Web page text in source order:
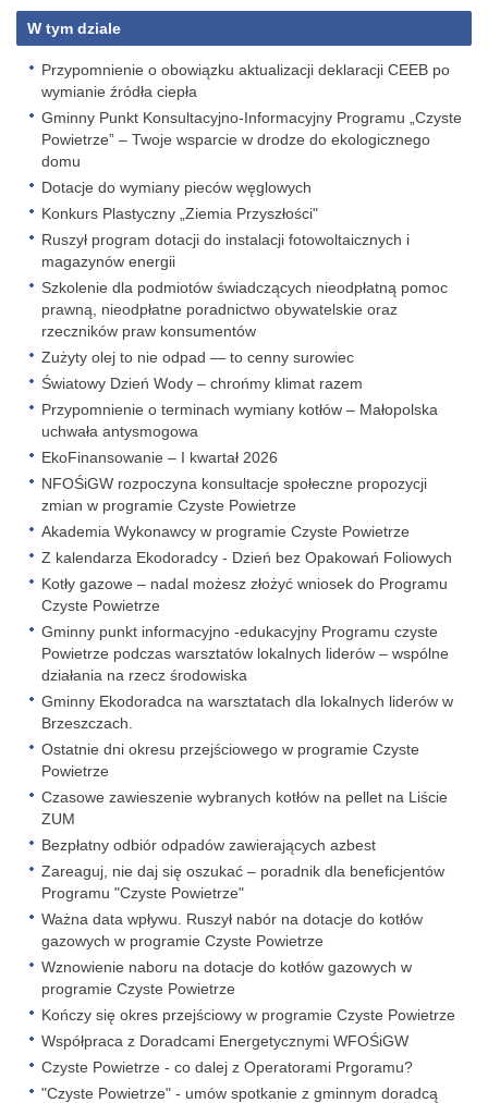
W tym dziale
Przypomnienie o obowiązku aktualizacji deklaracji CEEB po
wymianie źródła ciepła
Gminny Punkt Konsultacyjno-Informacyjny Programu „Czyste
Powietrze” – Twoje wsparcie w drodze do ekologicznego
domu
Dotacje do wymiany pieców węglowych
Konkurs Plastyczny „Ziemia Przyszłości"
Ruszył program dotacji do instalacji fotowoltaicznych i
magazynów energii
Szkolenie dla podmiotów świadczących nieodpłatną pomoc
prawną, nieodpłatne poradnictwo obywatelskie oraz
rzeczników praw konsumentów
Zużyty olej to nie odpad — to cenny surowiec
Światowy Dzień Wody – chrońmy klimat razem
Przypomnienie o terminach wymiany kotłów – Małopolska
uchwała antysmogowa
EkoFinansowanie – I kwartał 2026
NFOŚiGW rozpoczyna konsultacje społeczne propozycji
zmian w programie Czyste Powietrze
Akademia Wykonawcy w programie Czyste Powietrze
Z kalendarza Ekodoradcy - Dzień bez Opakowań Foliowych
Kotły gazowe – nadal możesz złożyć wniosek do Programu
Czyste Powietrze
Gminny punkt informacyjno -edukacyjny Programu czyste
Powietrze podczas warsztatów lokalnych liderów – wspólne
działania na rzecz środowiska
Gminny Ekodoradca na warsztatach dla lokalnych liderów w
Brzeszczach.
Ostatnie dni okresu przejściowego w programie Czyste
Powietrze
Czasowe zawieszenie wybranych kotłów na pellet na Liście
ZUM
Bezpłatny odbiór odpadów zawierających azbest
Zareaguj, nie daj się oszukać – poradnik dla beneficjentów
Programu "Czyste Powietrze"
Ważna data wpływu. Ruszył nabór na dotacje do kotłów
gazowych w programie Czyste Powietrze
Wznowienie naboru na dotacje do kotłów gazowych w
programie Czyste Powietrze
Kończy się okres przejściowy w programie Czyste Powietrze
Współpraca z Doradcami Energetycznymi WFOŚiGW
Czyste Powietrze - co dalej z Operatorami Prgoramu?
"Czyste Powietrze" - umów spotkanie z gminnym doradcą